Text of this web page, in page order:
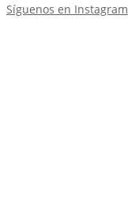
Síguenos en Instagram